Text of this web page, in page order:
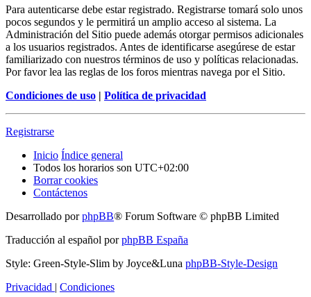
Para autenticarse debe estar registrado. Registrarse tomará solo unos
pocos segundos y le permitirá un amplio acceso al sistema. La
Administración del Sitio puede además otorgar permisos adicionales
a los usuarios registrados. Antes de identificarse asegúrese de estar
familiarizado con nuestros términos de uso y políticas relacionadas.
Por favor lea las reglas de los foros mientras navega por el Sitio.
Condiciones de uso | Política de privacidad
Registrarse
Inicio Índice general
Todos los horarios son UTC+02:00
Borrar cookies
Contáctenos
Desarrollado porphpBB® Forum Software © phpBB Limited
Traducción al español porphpBB España
Style: Green-Style-Slim by Joyce&Luna phpBB-Style-Design
Privacidad | Condiciones